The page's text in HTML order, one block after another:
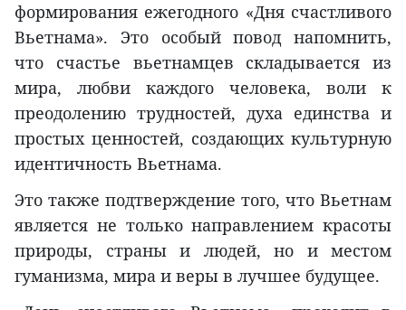
формирования ежегодного «Дня счастливого
Вьетнама». Это особый повод напомнить,
что счастье вьетнамцев складывается из
мира, любви каждого человека, воли к
преодолению трудностей, духа единства и
простых ценностей, создающих культурную
идентичность Вьетнама.
Это также подтверждение того, что Вьетнам
является не только направлением красоты
природы, страны и людей, но и местом
гуманизма, мира и веры в лучшее будущее.